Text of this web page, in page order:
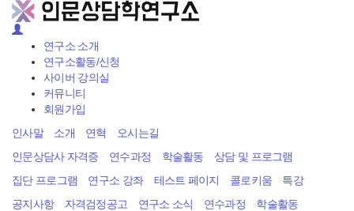
연구소 소개
연구소활동/신청
사이버 강의실
커뮤니티
회원가입
인사말
소개 연혁
오시는길
인문상담사 자격증
연수과정 학술활동
상담 및 프로그램
집단 프로그램
연구소 강좌 테스트 페이지 콜로키움
특강
공지사항
자격검정공고 연구소 소식 연수과정
학술활동